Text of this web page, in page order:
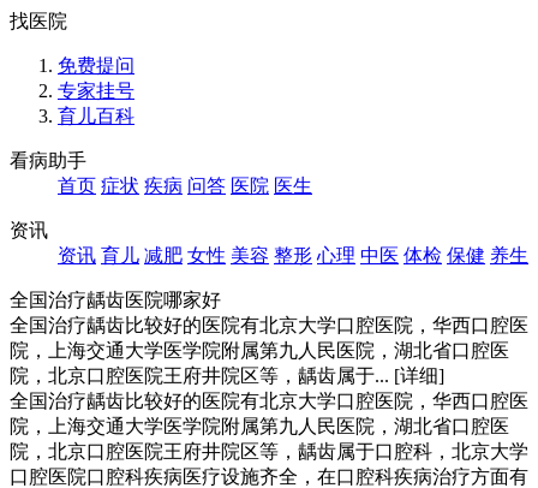
找医院
免费提问
专家挂号
育儿百科
看病助手
首页 症状 疾病 问答 医院 医生
资讯
资讯 育儿 减肥 女性 美容 整形 心理 中医 体检 保健 养生
全国治疗龋齿医院哪家好
全国治疗龋齿比较好的医院有北京大学口腔医院，华西口腔医
院，上海交通大学医学院附属第九人民医院，湖北省口腔医
院，北京口腔医院王府井院区等，龋齿属于... [详细]
全国治疗龋齿比较好的医院有北京大学口腔医院，华西口腔医
院，上海交通大学医学院附属第九人民医院，湖北省口腔医
院，北京口腔医院王府井院区等，龋齿属于口腔科，北京大学
口腔医院口腔科疾病医疗设施齐全，在口腔科疾病治疗方面有